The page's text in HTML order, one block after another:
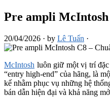
Pre ampli
20/04/2026 · by Lê Tuấn ·
McIntosh luôn giữ một vị trí
“entry high-end” của hãng, là
kế nhằm phục vụ những hệ
bán dẫn hiện đại và khả năng